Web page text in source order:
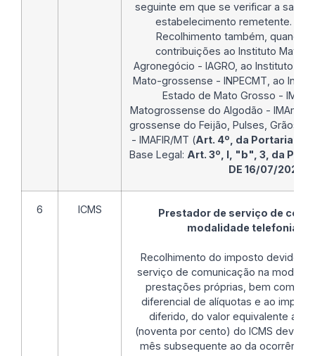
seguinte em que se verificar a saída
estabelecimento remetente.
Recolhimento também, quando
contribuições ao Instituto Mato-
Agronegócio - IAGRO, ao Instituto da
Mato-grossense - INPECMT, ao
Estado de Mato Grosso -
Matogrossense do Algodão - IMAmt
grossense do Feijão, Pulses, Grãos
- IMAFIR/MT (Art. 4º, da Portaria
Base Legal: Art. 3º, I, "b", 3, da
DE 16/07/2021
6 ICMS
Prestador de serviço de
modalidade telefonia -
Recolhimento do imposto devido
serviço de comunicação na
prestações próprias, bem como
diferencial de alíquotas e ao
diferido, do valor equivalente a,
(noventa por cento) do ICMS
mês subsequente ao da ocorrência